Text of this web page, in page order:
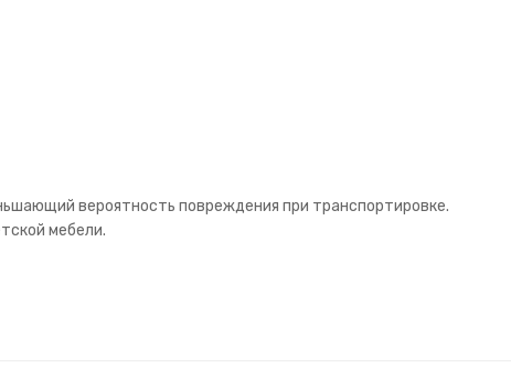
вероятность повреждения при транспортировке.
мебели.